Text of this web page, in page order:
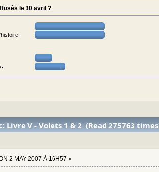
le 30 avril ?
Livre V - Volets 1 & 2 (Read 275763
2 MAY 2007 À 16H57 »